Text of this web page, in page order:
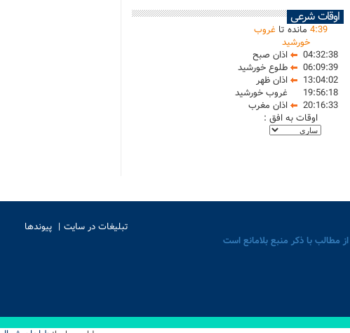
اوقات شرعی
4:39 مانده تاغروب
خورشید
04:32:38
اذان صبح
06:09:39
طلوع خورشید
13:04:02
اذان ظهر
19:56:18
غروب خورشید
20:16:33
اذان مغرب
اوقات به افق :
تبلیغات در سایت
پیوندها
مطالب با ذکر منبع بلامانع است